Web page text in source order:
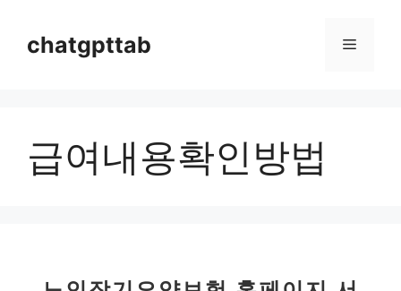
chatgpttab 메
급여내용확인방법